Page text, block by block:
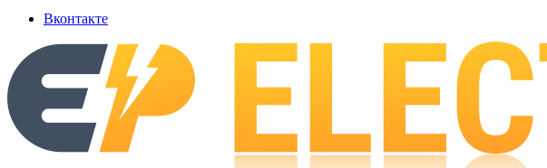
Вконтакте